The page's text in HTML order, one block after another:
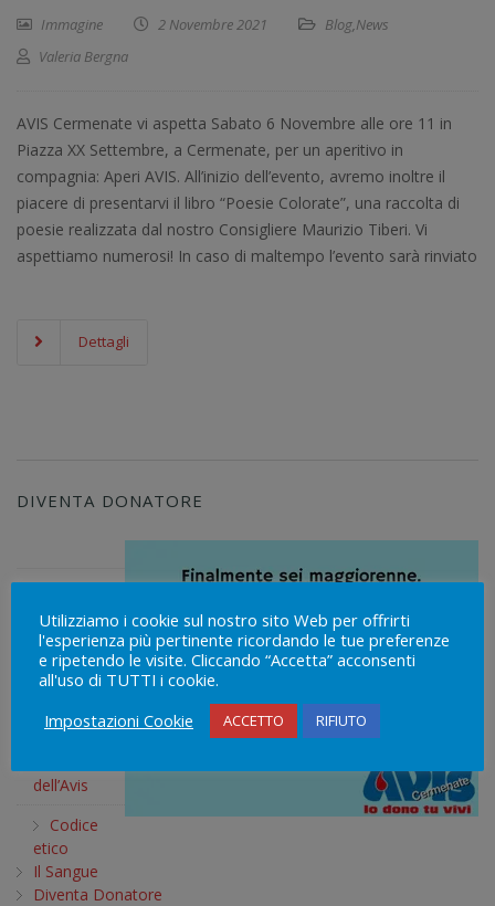
Immagine 2 Novembre 2021 Blog,News
Valeria Bergna
AVIS Cermenate vi aspetta Sabato 6 Novembre alle ore 11 in
Piazza XX Settembre, a Cermenate, per un aperitivo in
compagnia: Aperi AVIS. All’inizio dell’evento, avremo inoltre il
piacere di presentarvi il libro “Poesie Colorate”, una raccolta di
poesie realizzata dal nostro Consigliere Maurizio Tiberi. Vi
aspettiamo numerosi! In caso di maltempo l’evento sarà rinviato
Dettagli
DIVENTA DONATORE
WIDGET
Home
l’Avis?
dell’Avis
Codice
etico
Il Sangue
Diventa Donatore
Utilizziamo i cookie sul nostro sito Web per offrirti
l'esperienza più pertinente ricordando le tue preferenze
e ripetendo le visite. Cliccando “Accetta” acconsenti
all'uso di TUTTI i cookie.
Impostazioni Cookie
ACCETTO RIFIUTO